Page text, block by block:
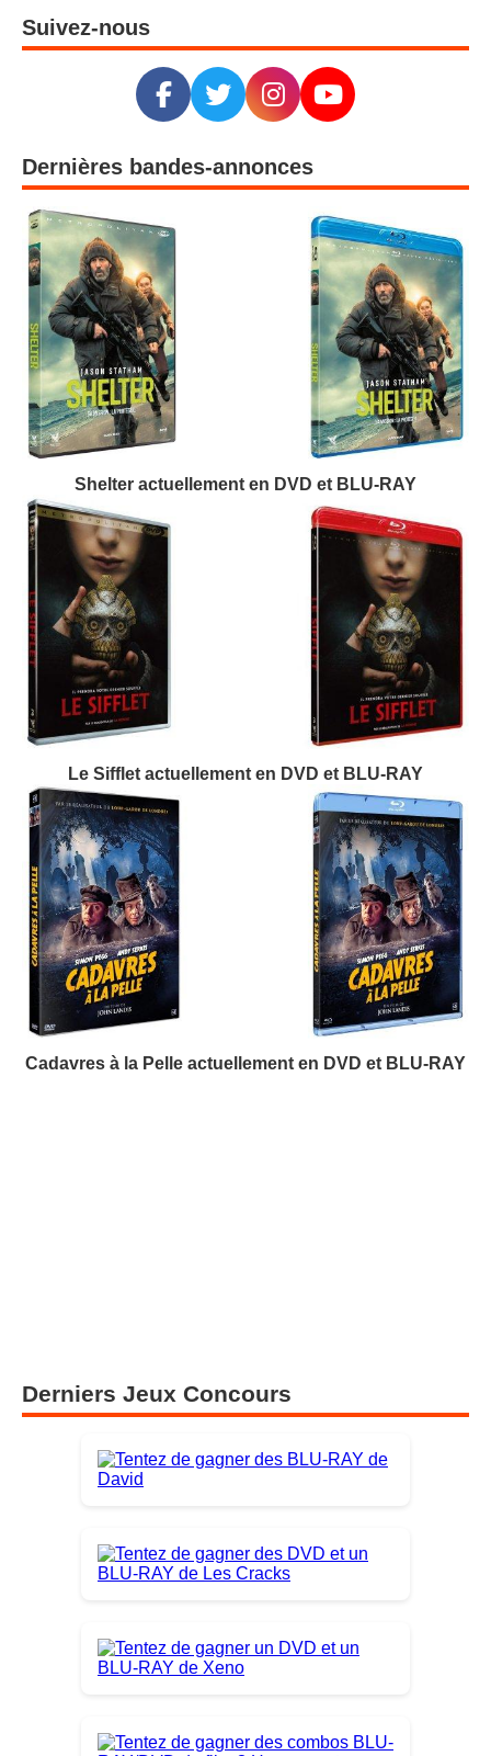
Suivez-nous
Dernières bandes-annonces
Shelter actuellement en DVD et BLU-RAY
Le Sifflet actuellement en DVD et BLU-RAY
Cadavres à la Pelle actuellement en DVD et BLU-RAY
Derniers Jeux Concours